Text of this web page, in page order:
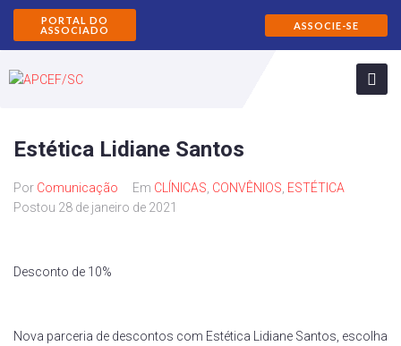
PORTAL DO
ASSOCIADO
ASSOCIE-SE
Estética Lidiane Santos
Por Comunicação Em CLÍNICAS CONVÊNIOS ESTÉTICA
Postou 28 de janeiro de 2021
Desconto de 10%
Nova parceria de descontos com Estética Lidiane Santos, escolha